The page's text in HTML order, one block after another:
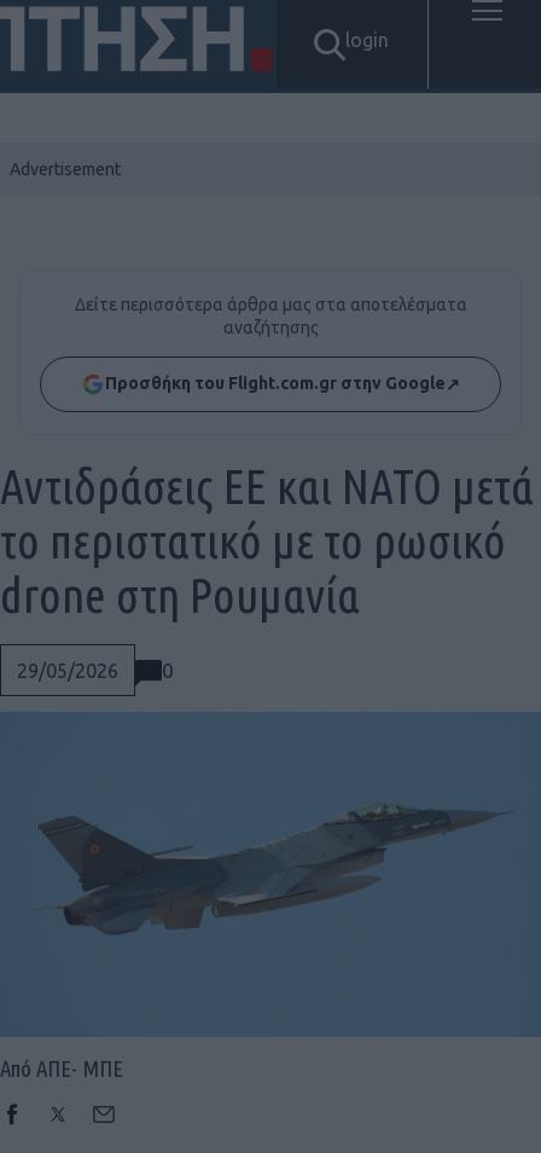
login
Δείτε περισσότερα άρθρα μας στα αποτελέσματα
αναζήτησης
Προσθήκη του Flight.com.gr στην Google↗
29/05/2026 0
Αντιδράσεις ΕΕ και ΝΑΤΟ μετά
το περιστατικό με το ρωσικό
drone στη Ρουμανία
Από ΑΠΕ- ΜΠΕ